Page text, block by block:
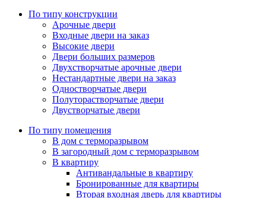
По типу конструкции
Арочные двери
Входные двери на заказ
Высокие двери
Двери больших размеров
Двухстворчатые арочные двери
Нестандартные двери на заказ
Одностворчатые двери
Полуторастворчатые двери
Двустворчатые двери
По типу помещения
В дом с терморазрывом
В загородный дом с терморазрывом
В квартиру
Антивандальные в квартиру
Бронированные для квартиры
Вторая входная дверь для квартиры